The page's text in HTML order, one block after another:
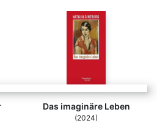
Das imaginäre Leben
(2024)